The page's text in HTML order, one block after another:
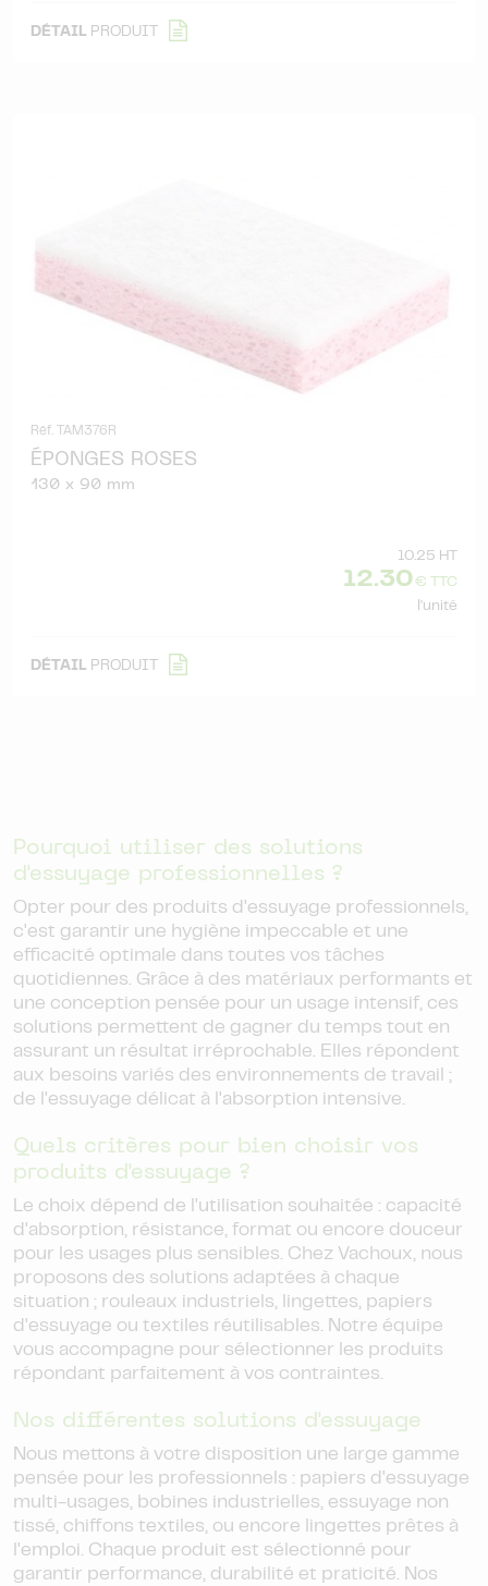
DÉTAIL PRODUIT
Réf. TAM376R
ÉPONGES ROSES
130 x 90 mm
10.25 HT
12.30€ TTC
l'unité
DÉTAIL PRODUIT
Pourquoi utiliser des solutions
d'essuyage professionnelles ?
Opter pour des produits d'essuyage professionnels,
c'est garantir une hygiène impeccable et une
efficacité optimale dans toutes vos tâches
quotidiennes. Grâce à des matériaux performants et
une conception pensée pour un usage intensif, ces
solutions permettent de gagner du temps tout en
assurant un résultat irréprochable. Elles répondent
aux besoins variés des environnements de travail ;
de l'essuyage délicat à l'absorption intensive.
Quels critères pour bien choisir vos
produits d'essuyage ?
Le choix dépend de l'utilisation souhaitée : capacité
d'absorption, résistance, format ou encore douceur
pour les usages plus sensibles. Chez Vachoux, nous
proposons des solutions adaptées à chaque
situation ; rouleaux industriels, lingettes, papiers
d'essuyage ou textiles réutilisables. Notre équipe
vous accompagne pour sélectionner les produits
répondant parfaitement à vos contraintes.
Nos différentes solutions d'essuyage
Nous mettons à votre disposition une large gamme
pensée pour les professionnels : papiers d'essuyage
multi-usages, bobines industrielles, essuyage non
tissé, chiffons textiles, ou encore lingettes prêtes à
l'emploi. Chaque produit est sélectionné pour
garantir performance, durabilité et praticité. Nos